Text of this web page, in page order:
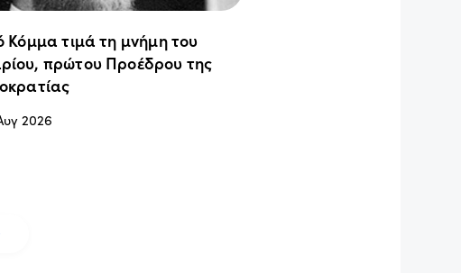
Κόμμα τιμά τη μνήμη του
πρώτου Προέδρου της
2026